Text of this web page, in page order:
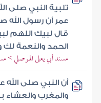
تلبية النبي صلى
عمر أن رسول الله
قال لبيك اللهم
الحمد والنعمة
مسند أبي يعلى الموصلي >
أن النبي صلى
والمغرب